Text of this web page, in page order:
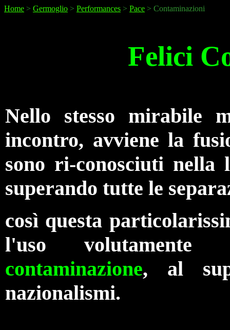
Home > Germoglio > Performances > Pace > Contaminazioni
Felici
Nello stesso mirabile
incontro, avviene la
sono ri-conosciuti nella
superando tutte le
così questa
l'uso volutamente
contaminazione, al
nazionalismi.